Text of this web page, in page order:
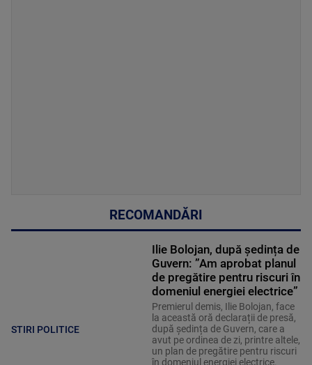
RECOMANDĂRI
STIRI POLITICE
Ilie Bolojan, după ședința de
Guvern: ”Am aprobat planul
de pregătire pentru riscuri în
domeniul energiei electrice”
Premierul demis, Ilie Bolojan, face
la această oră declarații de presă,
după ședința de Guvern, care a
avut pe ordinea de zi, printre altele,
un plan de pregătire pentru riscuri
în domeniul energiei electrice.